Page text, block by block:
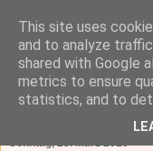
Sonntag, 28. März 2010
This site uses
and to analyze
shared with Google
metrics to ensure
statistics, and to